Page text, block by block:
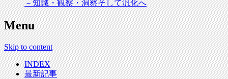
－知識・観察・洞察そして汎化へ
Menu
Skip to content
INDEX
最新記事